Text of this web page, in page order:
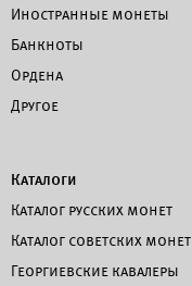
Иностранные монеты
Банкноты
Ордена
Другое
Каталоги
Каталог русских монет
Каталог советских монет
Георгиевские кавалеры